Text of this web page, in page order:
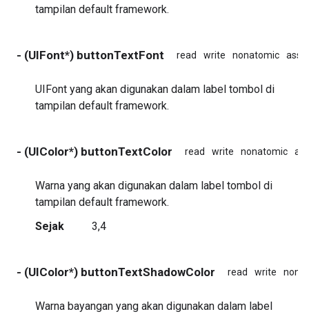
tampilan default framework.
- (UIFont*) buttonTextFont read write nonatomic
UIFont yang akan digunakan dalam label tombol di
tampilan default framework.
- (UIColor*) buttonTextColor read write nonatomic
Warna yang akan digunakan dalam label tombol di
tampilan default framework.
Sejak
3,4
- (UIColor*) buttonTextShadowColor read write
Warna bayangan yang akan digunakan dalam label